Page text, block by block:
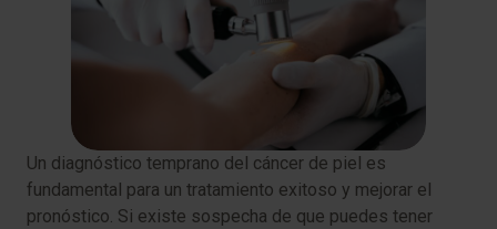
Un diagnóstico temprano del cáncer de piel es
fundamental para un tratamiento exitoso y mejorar el
pronóstico. Si existe sospecha de que puedes tener